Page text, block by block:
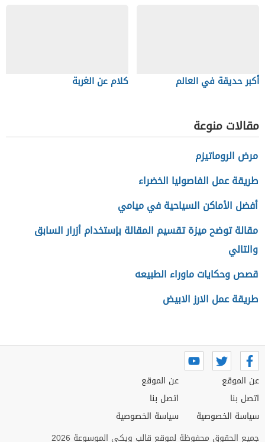
أكبر حديقة في العالم كلام عن الغربة
مقالات منوعة
مرض الروماتيزم
طريقة عمل الفاصوليا الخضراء
أفضل الأماكن السياحية في ميامي
مقالة توضح ميزة تقسيم المقالة بإستخدام أزرار السابق
والتالي
قصص وحكايات ماوراء الطبيعه
طريقة عمل الارز الابيض
عن الموقع
اتصل بنا
سياسة الخصوصية
عن الموقع
اتصل بنا
سياسة الخصوصية
جميع الحقوق محفوظة لموقع قالب ويكي الموسوعة 2026